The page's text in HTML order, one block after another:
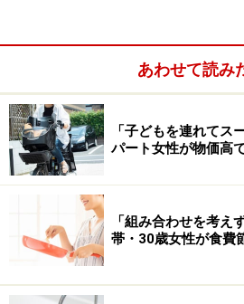
ていいほど買えなくなりました。
ップ、ティッシュなどの消耗品
ドや安価なブランドに質を落とし
た。それだけで1個あたり100～
り違います。トイレットペーパー
すのは限界があるので、安価な物
あわせて読み
「子どもを連れてス
パート女性が物価高
「組み合わせを考え
帯・30歳女性が食費